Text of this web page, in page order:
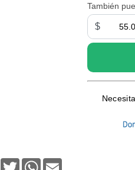
Facebook
TwitterWhatsApp